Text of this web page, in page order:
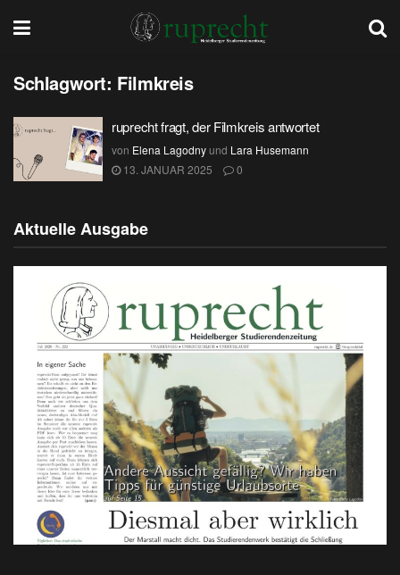
Schlagwort: Filmkreis
ruprecht fragt, der Filmkreis antwortet
von Elena Lagodnyund Lara Husemann
13. JANUAR 2025
0
Aktuelle Ausgabe